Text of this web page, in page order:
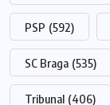
PSP (592)
SC Braga (535)
Tribunal (406)